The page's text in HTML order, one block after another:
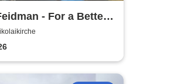
- For a Better